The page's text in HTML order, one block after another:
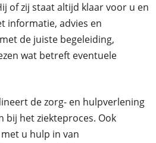
of zij staat altijd klaar voor u en
informatie, advies en
de juiste begeleiding,
wat betreft eventuele
de zorg- en hulpverlening
bij het ziekteproces. Ook
u hulp in van